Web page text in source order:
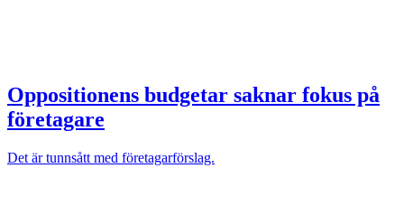
Oppositionens budgetar saknar fokus på
företagare
Det är tunnsått med företagarförslag.